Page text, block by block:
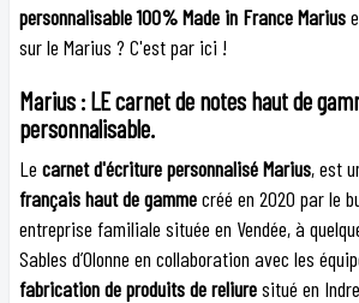
personnalisable 100% Made in France Marius
sur le Marius ? C'est par ici !
Marius : LE carnet de notes haut de
personnalisable.
Le carnet d'écriture personnalisé Marius, est
français haut de gammecréé en 2020 par le
entreprise familiale située en Vendée, à
Sables d’Olonne en collaboration avec les
fabrication de produits de reliuresitué en